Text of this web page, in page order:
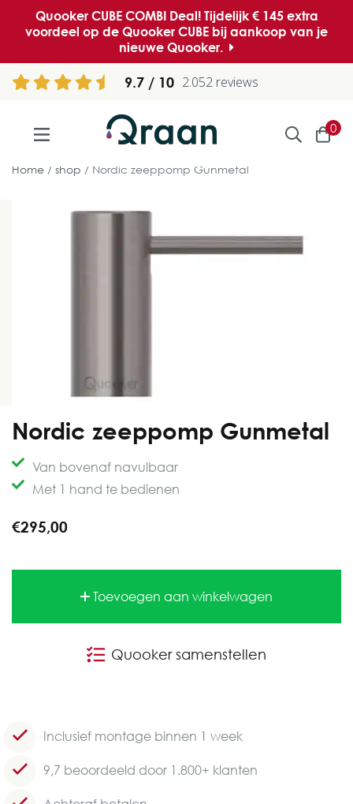
Quooker CUBE COMBI Deal! Tijdelijk € 145 extra
voordeel op de Quooker CUBE bij aankoop van je
nieuwe Quooker.
9.7 2.052 reviews
0
Home shop Nordic zeeppomp Gunmetal
Nordic zeeppomp Gunmetal
Van bovenaf navulbaar
Met 1 hand te bedienen
€295,00
Toevoegen aan winkelwagen
Quooker samenstellen
Inclusief montage binnen 1 week
9,7 beoordeeld door 1.800+ klanten